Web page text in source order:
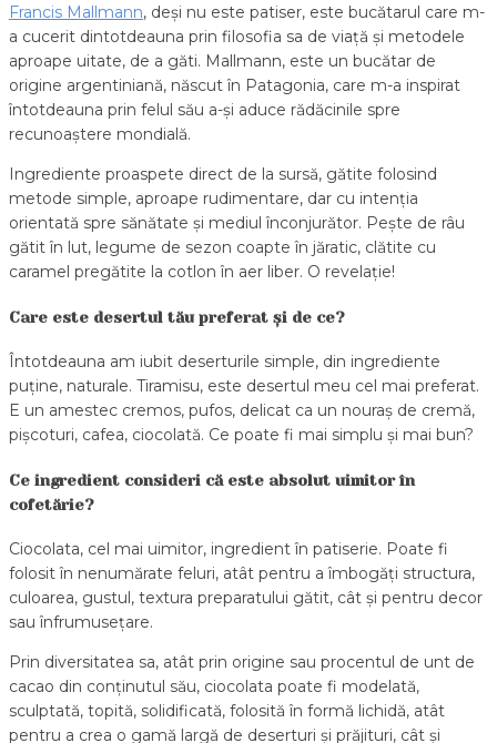
Francis Mallmann, deși nu este patiser, este bucătarul care m-
a cucerit dintotdeauna prin filosofia sa de viață și metodele
aproape uitate, de a găti. Mallmann, este un bucătar de
origine argentiniană, născut în Patagonia, care m-a inspirat
întotdeauna prin felul său a-și aduce rădăcinile spre
recunoaștere mondială.
Ingrediente proaspete direct de la sursă, gătite folosind
metode simple, aproape rudimentare, dar cu intenția
orientată spre sănătate și mediul înconjurător. Pește de râu
gătit în lut, legume de sezon coapte în jăratic, clătite cu
caramel pregătite la cotlon în aer liber. O revelație!
Care este desertul tău preferat și de ce?
Întotdeauna am iubit deserturile simple, din ingrediente
puține, naturale. Tiramisu, este desertul meu cel mai preferat.
E un amestec cremos, pufos, delicat ca un nouraș de cremă,
pișcoturi, cafea, ciocolată. Ce poate fi mai simplu și mai bun?
Ce ingredient consideri că este absolut uimitor în
cofetărie?
Ciocolata, cel mai uimitor, ingredient în patiserie. Poate fi
folosit în nenumărate feluri, atât pentru a îmbogăți structura,
culoarea, gustul, textura preparatului gătit, cât și pentru decor
sau înfrumusețare.
Prin diversitatea sa, atât prin origine sau procentul de unt de
cacao din conținutul său, ciocolata poate fi modelată,
sculptată, topită, solidificată, folosită în formă lichidă, atât
pentru a crea o gamă largă de deserturi și prăjituri, cât și